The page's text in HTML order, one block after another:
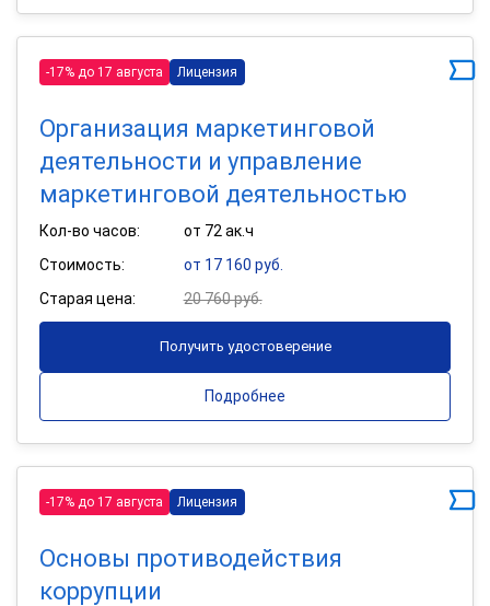
-17% до 17 августа Лицензия
Организация маркетинговой
деятельности и управление
маркетинговой деятельностью
Кол-во часов:
от 72 ак.ч
Стоимость:
от 17 160 руб.
Старая цена:
20 760 руб.
Получить удостоверение
Подробнее
-17% до 17 августа Лицензия
Основы противодействия
коррупции